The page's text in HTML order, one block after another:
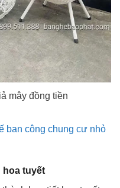
mây đồng tiền
ban công chung cư nhỏ
hoa tuyết